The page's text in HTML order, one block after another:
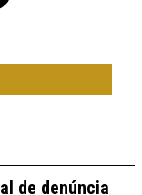
de denúncia